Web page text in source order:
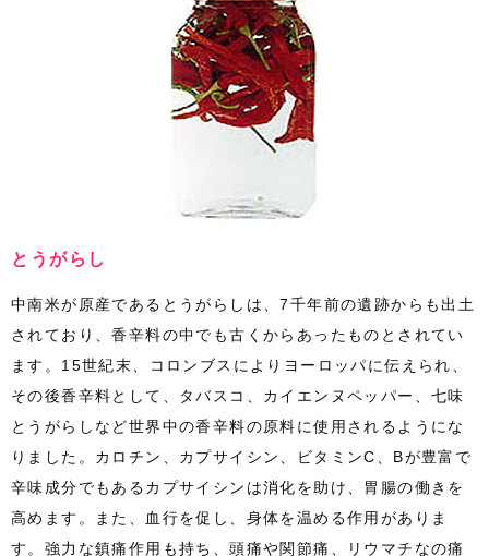
とうがらし
中南米が原産であるとうがらしは、7千年前の遺跡からも出土
されており、香辛料の中でも古くからあったものとされてい
ます。15世紀末、コロンブスによりヨーロッパに伝えられ、
その後香辛料として、タバスコ、カイエンヌペッパー、七味
とうがらしなど世界中の香辛料の原料に使用されるようにな
りました。 カロチン、カプサイシン、ビタミンC、Bが豊富で
辛味成分でもあるカプサイシンは消化を助け、胃腸の働きを
高めます。また、血行を促し、身体を温める作用がありま
す。強力な鎮痛作用も持ち、頭痛や関節痛、リウマチなの痛